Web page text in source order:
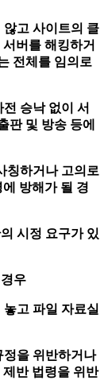
고 사이트의 클
버를 해킹하거
전체를 임의로
승낙 없이 서
판 및 방송 등에
하거나 고의로
방해가 될 경
시정 요구가 있
우
고 파일 자료실
을 위반하거나
반 법령을 위반